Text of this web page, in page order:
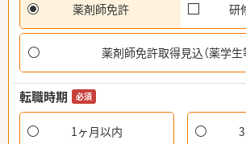
薬剤師免許 研
薬剤師免許取得見込（薬学生
転職時期 必須
1ヶ月以内